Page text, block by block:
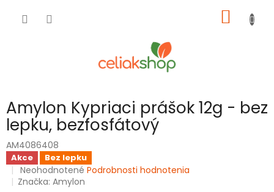
KOŠÍK
Amylon Kypriaci prášok 12g - bez
lepku, bezfosfátový
AM4086408
Akce Bez lepku
Priemerné
hodnotenie
Neohodnotené Podrobnosti hodnotenia
Značka:Amylon